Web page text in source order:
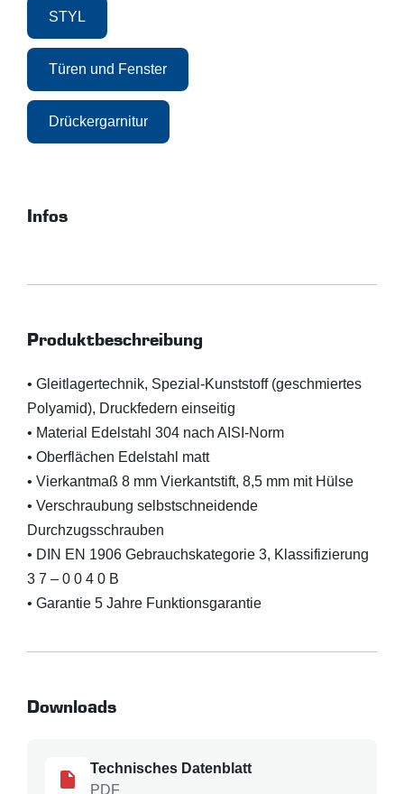
STYL
Türen und Fenster
Drückergarnitur
Infos
Produktbeschreibung
• Gleitlagertechnik, Spezial-Kunststoff (geschmiertes
Polyamid), Druckfedern einseitig
• Material Edelstahl 304 nach AISI-Norm
• Oberflächen Edelstahl matt
• Vierkantmaß 8 mm Vierkantstift, 8,5 mm mit Hülse
• Verschraubung selbstschneidende
Durchzugsschrauben
• DIN EN 1906 Gebrauchskategorie 3, Klassifizierung
3 7 – 0 0 4 0 B
• Garantie 5 Jahre Funktionsgarantie
Downloads
Technisches Datenblatt
PDF